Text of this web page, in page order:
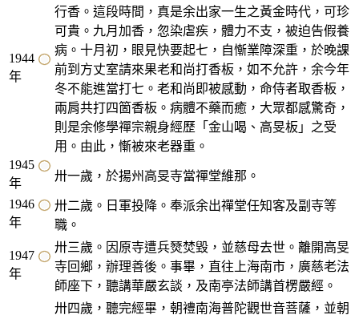
1944
年
行香。這段時間，真是余出家一生之黃金時代，可珍
可貴。九月加香，忽染虐疾，體力不支，被迫告假養
病。十月初，眼見快要起七，自慚業障深重，於晚課
前到方丈室請來果老和尚打香板，如不允許，余今年
冬不能進當打七。老和尚即被感動，命侍者取香板，
兩肩共打四箇香板。病體不藥而癒，大眾都感驚奇，
則是余修學禪宗親身經歷「金山喝、高旻板」之受
用。由此，慚被來老器重。
1945
年
卅一歲，於揚州高旻寺當禪堂維那。
1946
年
卅二歲。日軍投降。奉派余出禪堂任知客及副寺等
職。
1947
年
卅三歲。因原寺遭兵燹焚毀，並慈母去世。離開高旻
寺回鄉，辦理善後。事畢，直往上海南市，廣慈老法
師座下，聽講華嚴玄談，及南亭法師講首楞嚴經。
卅四歲，聽完經畢，朝禮南海普陀觀世音菩薩，並朝